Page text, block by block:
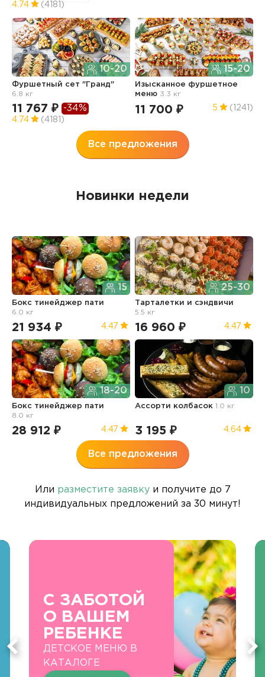
4.74 (4181)
10-20
Фуршетный сет "Гранд"
6.8 кг
11 767 ₽ -34%
4.74 (4181)
15-20
Изысканное фуршетное
меню 3.3 кг
11 700 ₽ 5 (1241)
Все предложения
Новинки недели
15
Бокс тинейджер пати
6.0 кг
21 934 ₽ 4.47
25-30
Тарталетки и сэндвичи
5.5 кг
16 960 ₽ 4.47
18-20
Бокс тинейджер пати
8.0 кг
28 912 ₽ 4.47
10
Ассорти колбасок1.0 кг
3 195 ₽ 4.64
Все предложения
Или разместите заявкуи получите до 7
индивидуальных предложений за 30 минут!
С ЗАБОТОЙ
О ВАШЕМ
РЕБЕНКЕ
ДЕТСКОЕ МЕНЮ В
КАТАЛОГЕ